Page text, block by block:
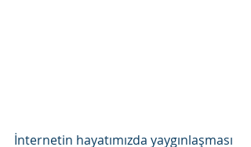
İnternetin hayatımızda yaygınlaşması